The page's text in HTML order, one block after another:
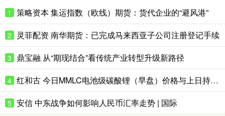
1 策略资本 集运指数（欧线）期货：货代企业的“避风港”
2 灵菲配资 南华期货：已完成马来西亚子公司注册登记手续
3 鼎宝融 从“期现结合”看传统产业转型升级新路径
4 红和古 今日MMLC电池级碳酸锂（早盘）价格与上日持平，中间价报157000元/吨
5 安信 中东战争如何影响人民币汇率走势 | 国际